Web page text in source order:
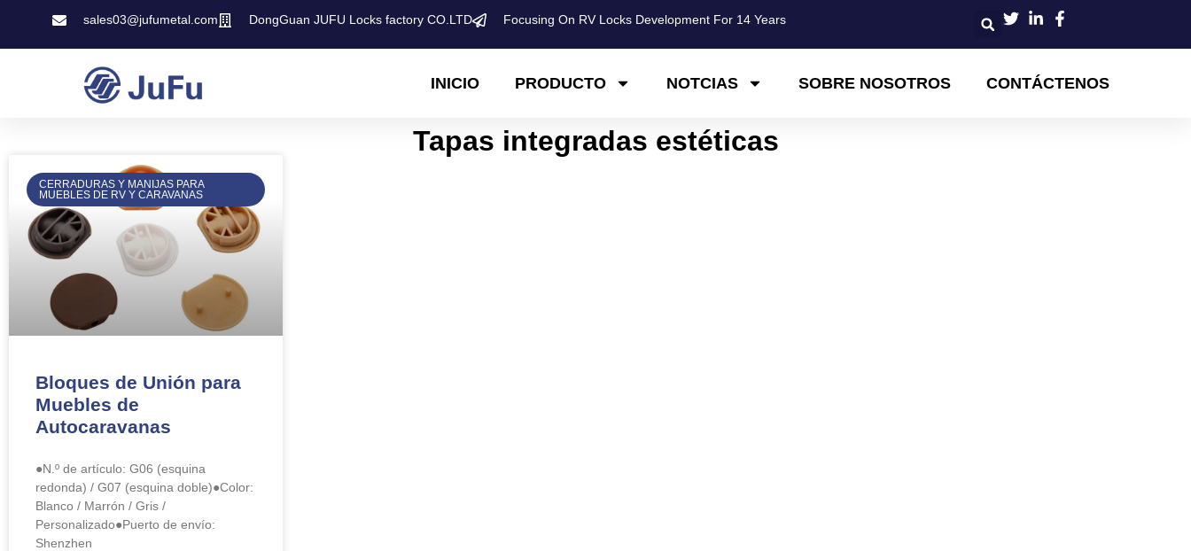
sales03@jufumetal.com DongGuan JUFU Locks factory CO.LTD Focusing On RV Locks Development For 14 Years
INICIO PRODUCTO NOTCIAS SOBRE NOSOTROS CONTÁCTENOS
Tapas integradas estéticas
CERRADURAS Y MANIJAS PARA
MUEBLES DE RV Y CARAVANAS
Bloques de Unión para
Muebles de
Autocaravanas
●N.º de artículo: ​​G06 (esquina
redonda) / ​G07 (esquina doble)●Color:
Blanco / Marrón / Gris /
Personalizado●Puerto de envío:
Shenzhen